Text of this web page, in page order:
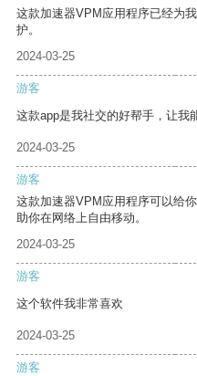
这款加速器VPM应用程序已经为
护。
2024-03-25
游客
这款app是我社交的好帮手，让我
2024-03-25
游客
这款加速器VPM应用程序可以给
助你在网络上自由移动。
2024-03-25
游客
这个软件我非常喜欢
2024-03-25
游客